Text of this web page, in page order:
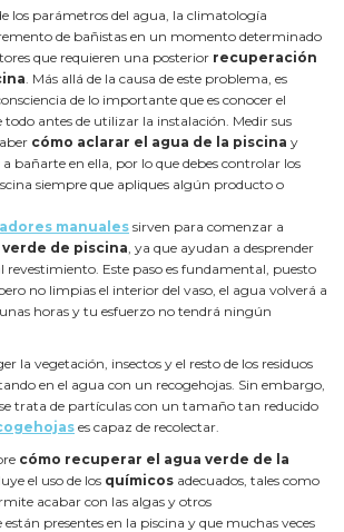
los parámetros del agua, la climatología
de bañistas en un momento determinado
que requieren una posterior recuperación
. Más allá de la causa de este problema, es
de lo importante que es conocer el
todo antes de utilizar la instalación. Medir sus
cómo aclarar el agua de la piscina y
bañarte en ella, por lo que debes controlar los
siempre que apliques algún producto o
manuales sirven para comenzar a
de piscina , ya que ayudan a desprender
revestimiento. Este paso es fundamental, puesto
no limpias el interior del vaso, el agua volverá a
horas y tu esfuerzo no tendrá ningún
la vegetación, insectos y el resto de los residuos
en el agua con un recogehojas. Sin embargo,
trata de partículas con un tamaño tan reducido
es capaz de recolectar.
cómo recuperar el agua verde de la
el uso de los químicos adecuados, tales como
acabar con las algas y otros
presentes en la piscina y que muchas veces